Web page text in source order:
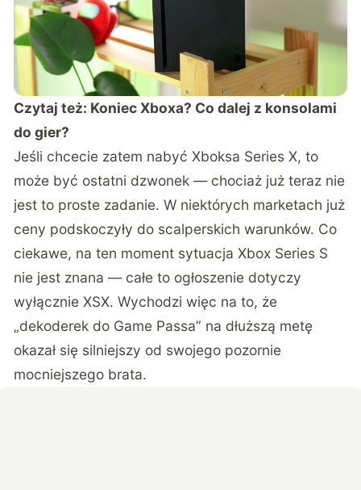
Czytaj też: Koniec Xboxa? Co dalej z konsolami
do gier?
Jeśli chcecie zatem nabyć Xboksa Series X, to
może być ostatni dzwonek — chociaż już teraz nie
jest to proste zadanie. W niektórych marketach już
ceny podskoczyły do scalperskich warunków. Co
ciekawe, na ten moment sytuacja Xbox Series S
nie jest znana — całe to ogłoszenie dotyczy
wyłącznie XSX. Wychodzi więc na to, że
„dekoderek do Game Passa” na dłuższą metę
okazał się silniejszy od swojego pozornie
mocniejszego brata.